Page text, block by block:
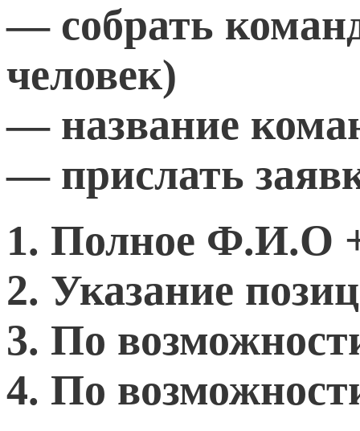
— собрать
человек)
— название
— прислать
1. Полное Ф.И.О
2. Указание
3. По
4. По